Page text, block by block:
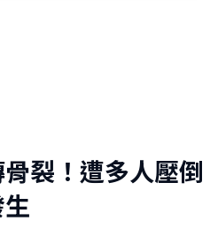
裂！遭多人壓倒